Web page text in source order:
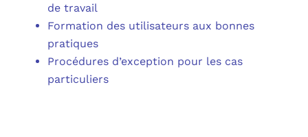
de travail
Formation des utilisateurs aux bonnes
pratiques
Procédures d’exception pour les cas
particuliers